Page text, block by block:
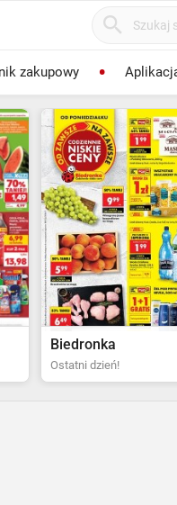
zakupowy
POLOmarket
jeszcze 3 dni